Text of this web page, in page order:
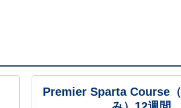
Premier Sparta Course